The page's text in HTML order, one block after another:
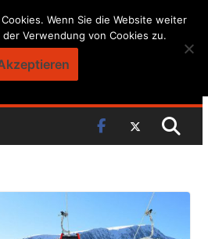
Wenn Sie die Website weiter
Verwendung von Cookies zu.